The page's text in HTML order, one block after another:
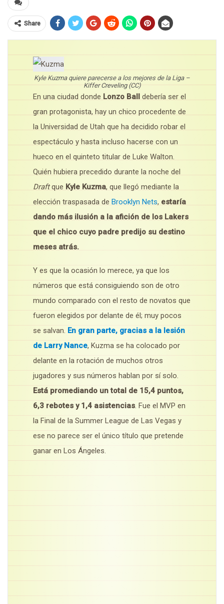
Share
Kyle Kuzma quiere parecerse a los mejores de la Liga –
Kiffer Creveling (CC)
En una ciudad donde Lonzo Ball debería ser el
gran protagonista, hay un chico procedente de
la Universidad de Utah que ha decidido robar el
espectáculo y hasta incluso hacerse con un
hueco en el quinteto titular de Luke Walton.
Quién hubiera precedido durante la noche del
Draftque Kyle Kuzma, que llegó mediante la
elección traspasada de Brooklyn Nets, estaría
dando más ilusión a la afición de los Lakers
que el chico cuyo padre predijo su destino
meses atrás.
Y es que la ocasión lo merece, ya que los
números que está consiguiendo son de otro
mundo comparado con el resto de novatos que
fueron elegidos por delante de él; muy pocos
se salvan. En gran parte, gracias a la lesión
de Larry Nance, Kuzma se ha colocado por
delante en la rotación de muchos otros
jugadores y sus números hablan por sí solo.
Está promediando un total de 15,4 puntos,
6,3 rebotes y 1,4 asistencias. Fue el MVP en
la Final de la Summer League de Las Vegas y
ese no parece ser el único título que pretende
ganar en Los Ángeles.